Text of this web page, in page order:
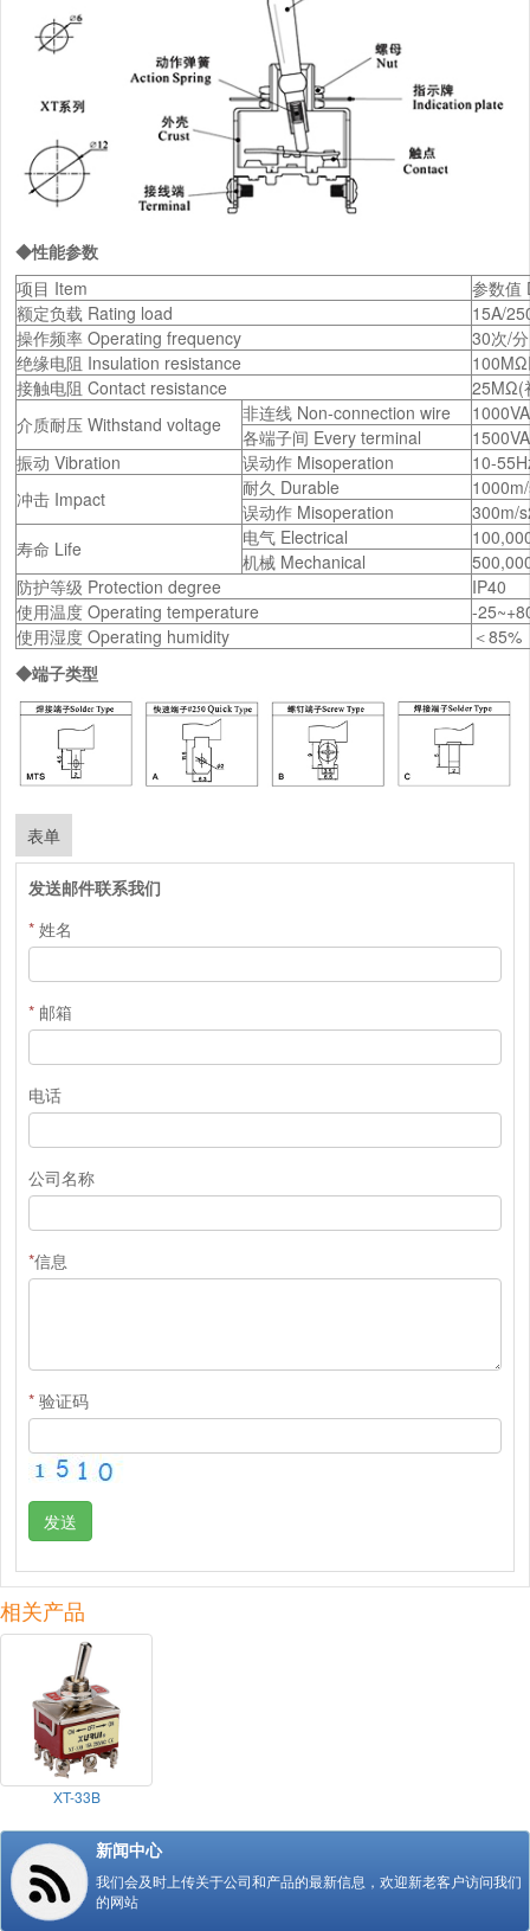
◆性能参数
项目 Item
参数值
额定负载 Rating load
15A/
操作频率 Operating frequency
30次/
绝缘电阻 Insulation resistance
100MΩ
接触电阻 Contact resistance
25MΩ(
介质耐压 Withstand voltage
非连线 Non-connection wire
各端子间 Every terminal
振动 Vibration
误动作 Misoperation
10-
冲击 Impact
耐久 Durable
误动作 Misoperation
300m/
寿命 Life
电气 Electrical
机械 Mechanical
防护等级 Protection degree
IP40
使用温度 Operating temperature
-
使用湿度 Operating humidity
＜85%
◆端子类型
表单
发送邮件联系我们
* 姓名
* 邮箱
电话
公司名称
*信息
* 验证码
发送
相关产品
XT-33B
新闻中心
我们会及时上传关于公司和产品的最新信息，欢迎新老客户访问我们
的网站